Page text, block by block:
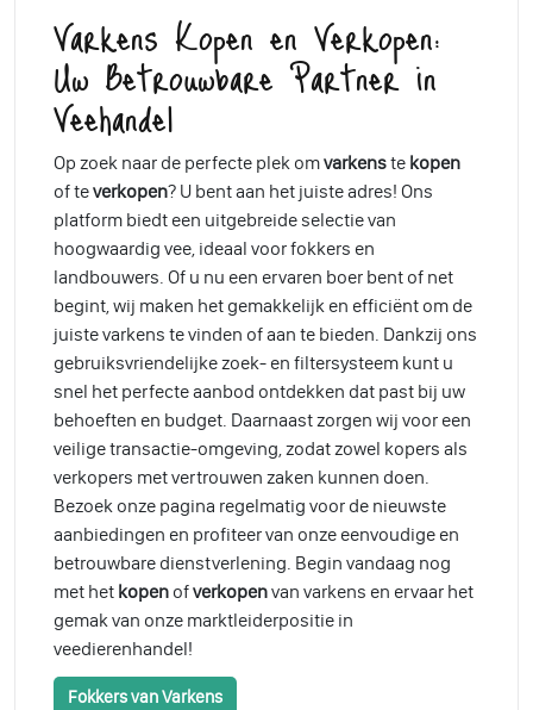
Varkens Kopen en Verkopen:
Uw Betrouwbare Partner in
Veehandel
Op zoek naar de perfecte plek omvarkenste kopen
of teverkopen? U bent aan het juiste adres! Ons
platform biedt een uitgebreide selectie van
hoogwaardig vee, ideaal voor fokkers en
landbouwers. Of u nu een ervaren boer bent of net
begint, wij maken het gemakkelijk en efficiënt om de
juiste varkens te vinden of aan te bieden. Dankzij ons
gebruiksvriendelijke zoek- en filtersysteem kunt u
snel het perfecte aanbod ontdekken dat past bij uw
behoeften en budget. Daarnaast zorgen wij voor een
veilige transactie-omgeving, zodat zowel kopers als
verkopers met vertrouwen zaken kunnen doen.
Bezoek onze pagina regelmatig voor de nieuwste
aanbiedingen en profiteer van onze eenvoudige en
betrouwbare dienstverlening. Begin vandaag nog
met het kopen ofverkopenvan varkens en ervaar het
gemak van onze marktleiderpositie in
veedierenhandel!
Fokkers van Varkens